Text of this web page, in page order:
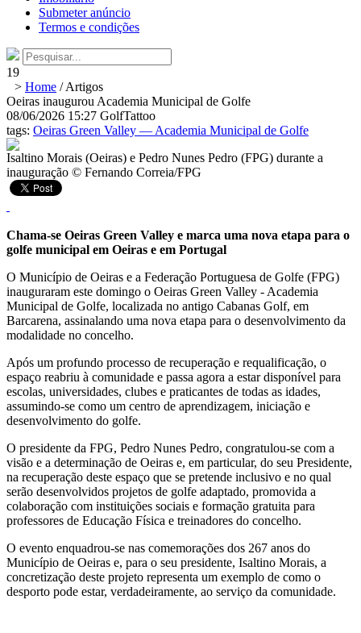
Submeter anúncio
Termos e condições
19
> Home /Artigos
Oeiras inaugurou Academia Municipal de Golfe
08/06/2026 15:27 GolfTattoo
tags: Oeiras Green Valley — Academia Municipal de Golfe
Isaltino Morais (Oeiras) e Pedro Nunes Pedro (FPG) durante a
inauguração © Fernando Correia/FPG
Chama-se Oeiras Green Valley e marca uma nova etapa para o
golfe municipal em Oeiras e em Portugal
O Município de Oeiras e a Federação Portuguesa de Golfe (FPG)
inauguraram este domingo o Oeiras Green Valley - Academia
Municipal de Golfe, localizada no antigo Cabanas Golf, em
Barcarena, assinalando uma nova etapa para o desenvolvimento da
modalidade no concelho.
Após um profundo processo de recuperação e requalificação, o
espaço reabriu à comunidade e passa agora a estar disponível para
escolas, universidades, clubes e praticantes de todas as idades,
assumindo-se como um centro de aprendizagem, iniciação e
desenvolvimento do golfe.
O presidente da FPG, Pedro Nunes Pedro, congratulou-se com a
visão e a determinação de Oeiras e, em particular, do seu Presidente,
na recuperação deste espaço que se pretende inclusivo e no qual
serão desenvolvidos projetos de golfe adaptado, promovida a
colaboração com instituições sociais e formação gratuita para
professores de Educação Física e treinadores do concelho.
O evento enquadrou-se nas comemorações dos 267 anos do
Município de Oeiras e, para o seu presidente, Isaltino Morais, a
concretização deste projeto representa um exemplo de como o
desporto pode estar, verdadeiramente, ao serviço da comunidade.